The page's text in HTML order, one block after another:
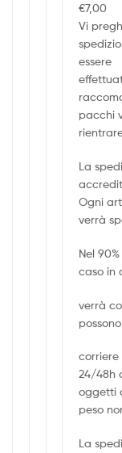
€7,00
Vi
essere
pacchi
La
Ogni
verrà
Nel
caso in
verrà
corriere
24/48h
oggetti
peso
La